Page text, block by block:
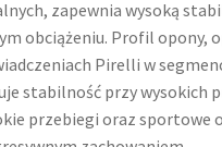
zapewnia wysoką
obciążeniu. Profil opony,
Pirelli w
stabilność przy wysokich
przebiegi oraz sportowe